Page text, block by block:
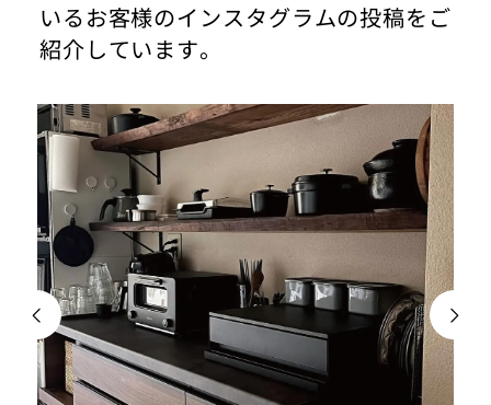
いるお客様のインスタグラムの投稿をご
紹介しています。